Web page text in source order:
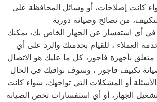
كانت إصلاحات، أو وسائل المحافظة على
أي استفسار عن الجهاز الخاص بك، يمكنك
العملاء ، للقيام بخدمتك والرد على أي
بأجهزة فاجور، كل ما عليك هو الاتصال
تكييف فاجور ، وسوف نوافيك في الحال
أو المشكلات التي تواجهك، سواء كانت
الجهاز، أو أي استفسارات تخص الصيانة